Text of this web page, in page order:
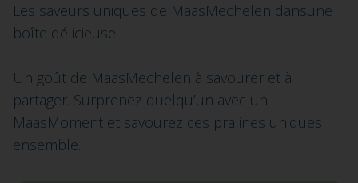
Les saveurs uniques de MaasMechelen dansune
boîte délicieuse.
Un goût de MaasMechelen à savourer et à
partager. Surprenez quelqu’un avec un
MaasMoment et savourez ces pralines uniques
ensemble.